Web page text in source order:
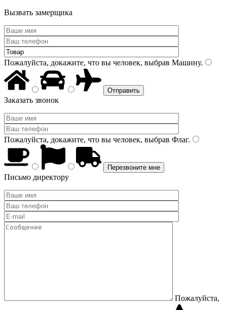
Вызвать замерщика
Пожалуйста, докажите, что вы человек, выбрав Машину.
Заказать звонок
Пожалуйста, докажите, что вы человек, выбрав Флаг.
Письмо директору
Пожалуйста,